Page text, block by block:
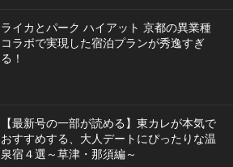
ライカとパーク ハイアット 京都の異業種
コラボで実現した宿泊プランが秀逸すぎ
る！
【最新号の一部が読める】東カレが本気で
おすすめする、大人デートにぴったりな温
泉宿４選～草津・那須編～